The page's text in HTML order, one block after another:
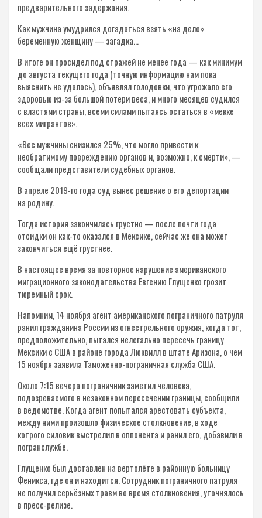
предварительного задержания.
Как мужчина умудрился догадаться взять «на дело»
беременную женщину — загадка…
В итоге он просидел под стражей не менее года — как минимум
до августа текущего года (точную информацию нам пока
выяснить не удалось), объявлял голодовки, что угрожало его
здоровью из-за большой потери веса, и много месяцев судился
с властями страны, всеми силами пытаясь остаться в «мекке
всех мигрантов».
«Вес мужчины снизился 25%, что могло привести к
необратимому повреждению органов и, возможно, к смерти», —
сообщали представители судебных органов.
В апреле 2019-го года суд вынес решение о его депортации
на родину.
Тогда история закончилась грустно — после почти года
отсидки он как-то оказался в Мексике, сейчас же она может
закончиться ещё грустнее.
В настоящее время за повторное нарушение американского
миграционного законодательства Евгению Глущенко грозит
тюремный срок.
Напомним, 14 ноября агент американского пограничного патруля
ранил гражданина России из огнестрельного оружия, когда тот,
предположительно, пытался нелегально пересечь границу
Мексики с США в районе города Люквилл в штате Аризона, о чем
15 ноября заявила Таможенно-пограничная служба США.
Около 7:15 вечера пограничник заметил человека,
подозреваемого в незаконном пересечении границы, сообщили
в ведомстве. Когда агент попытался арестовать субъекта,
между ними произошло физическое столкновение, в ходе
котрого силовик выстрелил в оппонента и ранил его, добавили в
погранслужбе.
Глущенко был доставлен на вертолёте в районную больницу
Феникса, где он и находится. Сотрудник пограничного патруля
не получил серьёзных травм во время столкновения, уточнялось
в пресс-релизе.